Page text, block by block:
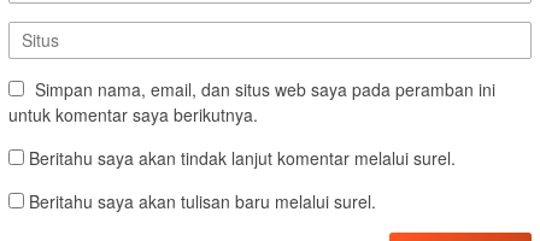
Simpan nama, email, dan situs web saya pada peramban ini
untuk komentar saya berikutnya.
Beritahu saya akan tindak lanjut komentar melalui surel.
Beritahu saya akan tulisan baru melalui surel.